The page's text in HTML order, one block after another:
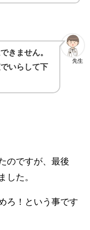
先生
きません。
いらして下
のですが、最後
した。
ろ！という事です